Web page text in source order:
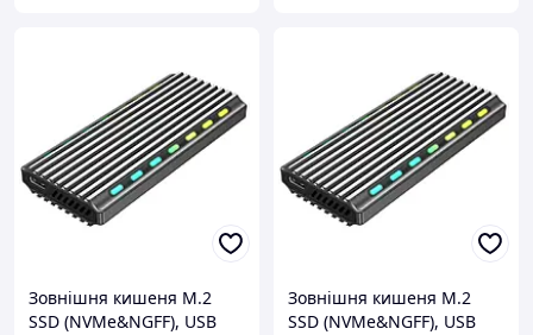
Зовнішня кишеня M.2
SSD (NVMe&NGFF), USB
Зовнішня кишеня M.2
SSD (NVMe&NGFF), USB